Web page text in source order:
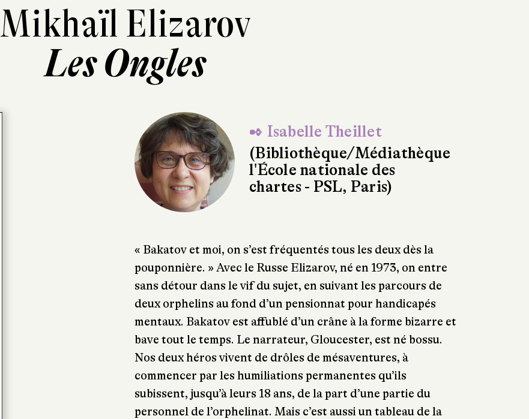
Mikhaïl Elizarov
Les Ongles
✒ Isabelle Theillet
(Bibliothèque/Médiathèque
l'École nationale des
chartes - PSL, Paris)
« Bakatov et moi, on s’est fréquentés tous les deux dès la
pouponnière. » Avec le Russe Elizarov, né en 1973, on entre
sans détour dans le vif du sujet, en suivant les parcours de
deux orphelins au fond d’un pensionnat pour handicapés
mentaux. Bakatov est affublé d’un crâne à la forme bizarre et
bave tout le temps. Le narrateur, Gloucester, est né bossu.
Nos deux héros vivent de drôles de mésaventures, à
commencer par les humiliations permanentes qu’ils
subissent, jusqu’à leurs 18 ans, de la part d’une partie du
personnel de l’orphelinat. Mais c’est aussi un tableau de la